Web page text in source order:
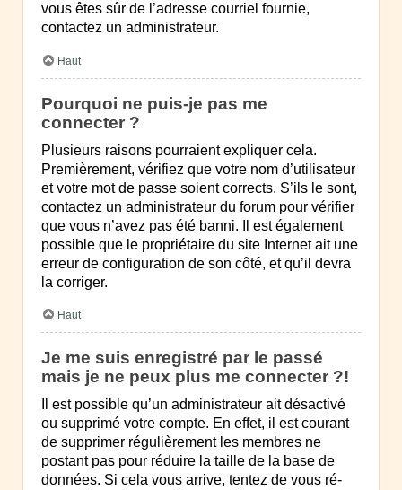
vous êtes sûr de l’adresse courriel fournie,
contactez un administrateur.
Haut
Pourquoi ne puis-je pas me
connecter ?
Plusieurs raisons pourraient expliquer cela.
Premièrement, vérifiez que votre nom d’utilisateur
et votre mot de passe soient corrects. S’ils le sont,
contactez un administrateur du forum pour vérifier
que vous n’avez pas été banni. Il est également
possible que le propriétaire du site Internet ait une
erreur de configuration de son côté, et qu’il devra
la corriger.
Haut
Je me suis enregistré par le passé
mais je ne peux plus me connecter ?!
Il est possible qu’un administrateur ait désactivé
ou supprimé votre compte. En effet, il est courant
de supprimer régulièrement les membres ne
postant pas pour réduire la taille de la base de
données. Si cela vous arrive, tentez de vous ré-